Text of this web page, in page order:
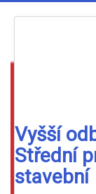
Vyšší
Střední
stavební